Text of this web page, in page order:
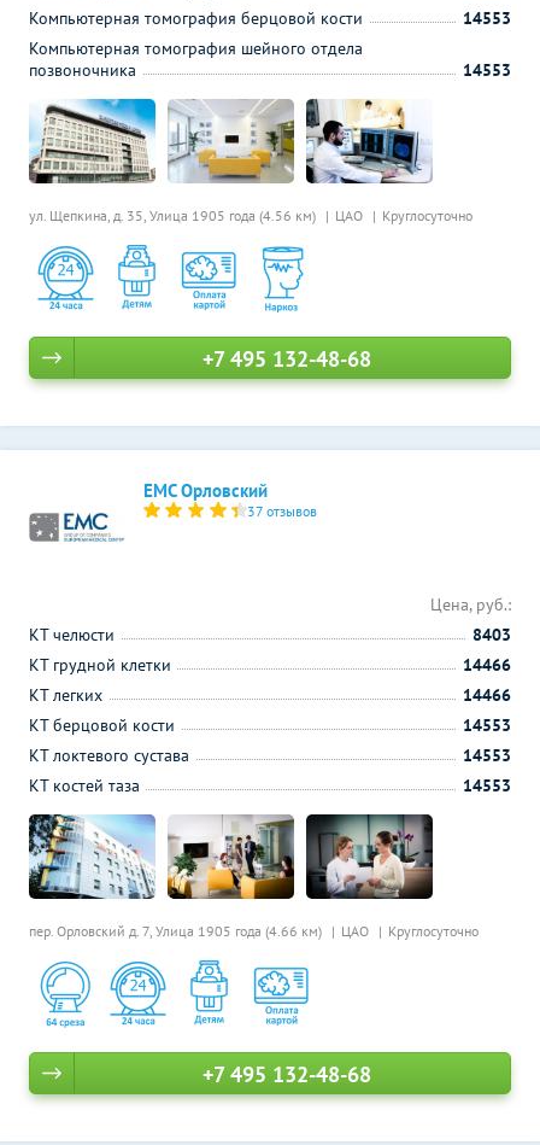
ул. Щепкина, д. 35, Улица 1905 года (4.56 км) ЦАО Круглосуточно
Компьютерная томография берцовой кости
14553
Компьютерная томография шейного отдела
позвоночника
14553
+7 495 132-48-68
ЕМС Орловский
37 отзывов
пер. Орловский д. 7, Улица 1905 года (4.66 км) ЦАО Круглосуточно
Цена, руб.:
КТ челюсти
8403
КТ грудной клетки
14466
КТ легких
14466
КТ берцовой кости
14553
КТ локтевого сустава
14553
КТ костей таза
14553
+7 495 132-48-68